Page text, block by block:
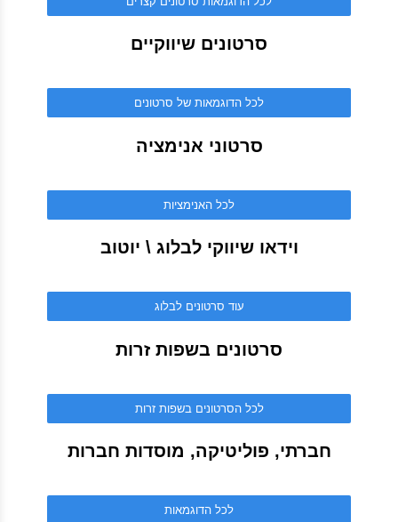
סרטונים שיווקיים
לכל הדוגמאות של סרטונים
סרטוני אנימציה
לכל האנימציות
וידאו שיווקי לבלוג \ יוטוב
עוד סרטונים לבלוג
סרטונים בשפות זרות
לכל הסרטונים בשפות זרות
חברתי, פוליטיקה, מוסדות חברות
לכל הדוגמאות